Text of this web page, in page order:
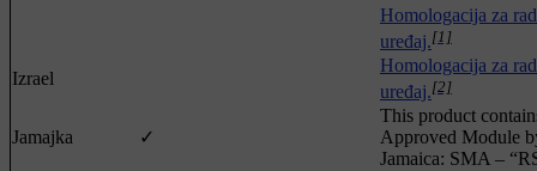
Homologacija za
uređaj.[1]
Izrael
Homologacija za
uređaj.[2]
Jamajka ✓
This product
Approved Module
Jamaica: SMA –